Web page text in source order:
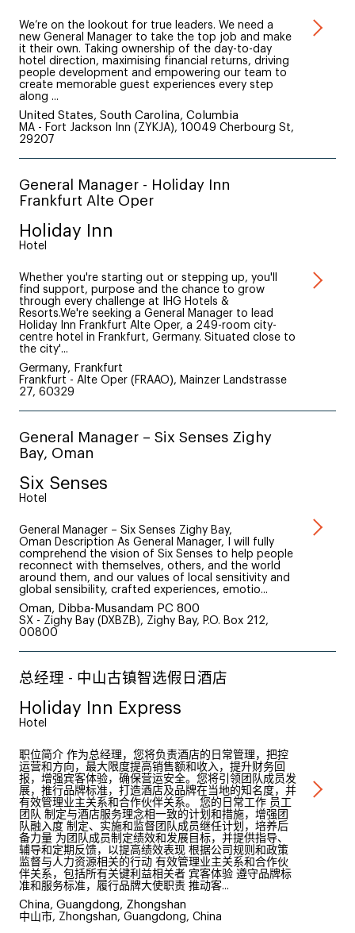
We’re on the lookout for true leaders. We need a
new General Manager to take the top job and make
it their own. Taking ownership of the day-to-day
hotel direction, maximising financial returns, driving
people development and empowering our team to
create memorable guest experiences every step
along ...
United States, South Carolina, Columbia
MA - Fort Jackson Inn (ZYKJA), 10049 Cherbourg St,
29207
General Manager - Holiday Inn
Frankfurt Alte Oper
Holiday Inn
Hotel
Whether you're starting out or stepping up, you'll
find support, purpose and the chance to grow
through every challenge at IHG Hotels &
Resorts.We're seeking a General Manager to lead
Holiday Inn Frankfurt Alte Oper, a 249-room city-
centre hotel in Frankfurt, Germany. Situated close to
the city'...
Germany, Frankfurt
Frankfurt - Alte Oper (FRAAO), Mainzer Landstrasse
27, 60329
General Manager – Six Senses Zighy
Bay, Oman
Six Senses
Hotel
General Manager – Six Senses Zighy Bay,
Oman Description As General Manager, I will fully
comprehend the vision of Six Senses to help people
reconnect with themselves, others, and the world
around them, and our values of local sensitivity and
global sensibility, crafted experiences, emotio...
Oman, Dibba-Musandam PC 800
SX - Zighy Bay (DXBZB), Zighy Bay, P.O. Box 212,
00800
总经理 - 中山古镇智选假日酒店
Holiday Inn Express
Hotel
职位简介 作为总经理，您将负责酒店的日常管理，把控
运营和方向，最大限度提高销售额和收入，提升财务回
报，增强宾客体验，确保营运安全。您将引领团队成员发
展，推行品牌标准，打造酒店及品牌在当地的知名度，并
有效管理业主关系和合作伙伴关系。 您的日常工作 员工
团队 制定与酒店服务理念相一致的计划和措施，增强团
队融入度 制定、实施和监督团队成员继任计划，培养后
备力量 为团队成员制定绩效和发展目标，并提供指导、
辅导和定期反馈，以提高绩效表现 根据公司规则和政策
监督与人力资源相关的行动 有效管理业主关系和合作伙
伴关系，包括所有关键利益相关者 宾客体验 遵守品牌标
准和服务标准，履行品牌大使职责 推动客...
China, Guangdong, Zhongshan
中山市, Zhongshan, Guangdong, China